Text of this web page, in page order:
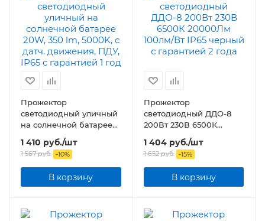
Прожектор
светодиодный уличный
на солнечной батарее
20W, 350 lm, 5000K, с
датч. движения, ПДУ,
IP65
1 410 руб./шт
1 567руб. -10%
В корзину
Прожектор
светодиодный ДДО-8
200Вт 230В 6500К
20000Лм 100лм/Вт IP65
черный
1 404руб./шт
1 652руб. -15%
В корзину